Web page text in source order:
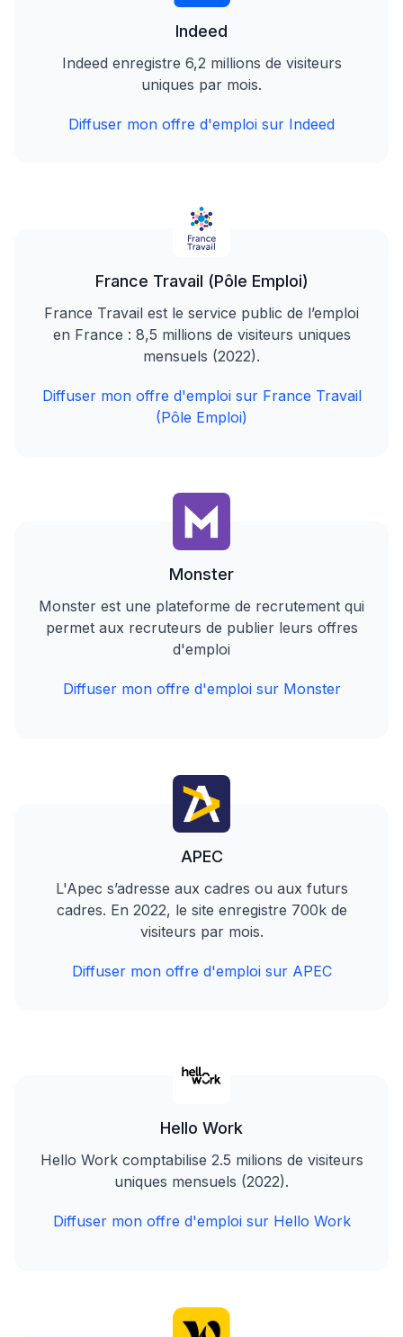
Indeed
Indeed enregistre 6,2 millions de visiteurs
uniques par mois.
Diffuser mon offre d'emploi sur Indeed
France Travail (Pôle Emploi)
France Travail est le service public de l’emploi
en France : 8,5 millions de visiteurs uniques
mensuels (2022).
Diffuser mon offre d'emploi sur France Travail
(Pôle Emploi)
Monster
Monster est une plateforme de recrutement qui
permet aux recruteurs de publier leurs offres
d'emploi
Diffuser mon offre d'emploi sur Monster
APEC
L'Apec s’adresse aux cadres ou aux futurs
cadres. En 2022, le site enregistre 700k de
visiteurs par mois.
Diffuser mon offre d'emploi sur APEC
Hello Work
Hello Work comptabilise 2.5 milions de visiteurs
uniques mensuels (2022).
Diffuser mon offre d'emploi sur Hello Work